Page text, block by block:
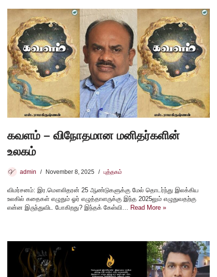
கவளம் – விநோதமான மனிதர்களின்
உலகம்
admin November 8, 2025 புத்தகம்
விமர்சனம்: இர.மௌலிதரன் 25 ஆண்டுகளுக்கு மேல் தொடர்ந்து இலக்கிய
உலகில் கதைகள் எழுதும் ஓர் எழுத்தாளருக்கு இந்த 2025லும் எழுதுவதற்கு
என்ன இருந்துவிட போகிறது? இந்தக் கேள்வி…
Read More »